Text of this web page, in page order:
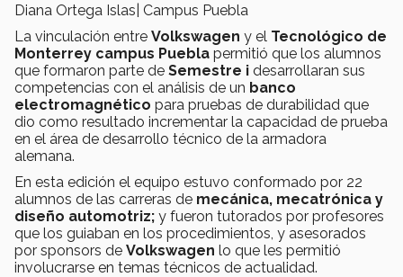
Diana Ortega Islas| Campus Puebla
La vinculación entre Volkswagen y el Tecnológico de
Monterrey campus Puebla permitió que los alumnos
que formaron parte de Semestre i desarrollaran sus
competencias con el análisis de un banco
electromagnético para pruebas de durabilidad que
dio como resultado incrementar la capacidad de prueba
en el área de desarrollo técnico de la armadora
alemana.
En esta edición el equipo estuvo conformado por 22
alumnos de las carreras de mecánica, mecatrónica y
diseño automotriz; y fueron tutorados por profesores
que los guiaban en los procedimientos, y asesorados
por sponsors de Volkswagen lo que les permitió
involucrarse en temas técnicos de actualidad.